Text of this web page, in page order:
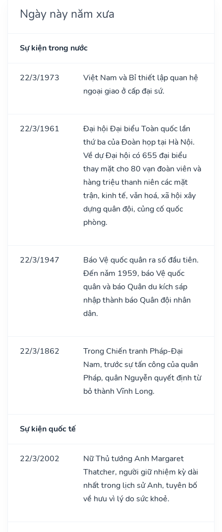
Ngày này năm xưa
Sự kiện trong nước
22/3/1973
Việt Nam và Bỉ thiết lập quan hệ
ngoại giao ở cấp đại sứ.
22/3/1961
Đại hội Đại biểu Toàn quốc lần
thứ ba của Đoàn họp tại Hà Nội.
Về dự Đại hội có 655 đại biểu
thay mặt cho 80 vạn đoàn viên và
hàng triệu thanh niên các mặt
trận, kinh tế, vǎn hoá, xã hội xây
dựng quân đội, củng cố quốc
phòng.
22/3/1947
Báo Vệ quốc quân ra số đầu tiên.
Đến nǎm 1959, báo Vệ quốc
quân và báo Quân du kích sáp
nhập thành báo Quân đội nhân
dân.
22/3/1862
Trong Chiến tranh Pháp-Đại
Nam, trước sự tấn công của quân
Pháp, quân Nguyễn quyết định từ
bỏ thành Vĩnh Long.
Sự kiện quốc tế
22/3/2002
Nữ Thủ tướng Anh Margaret
Thatcher, người giữ nhiệm kỳ dài
nhất trong lịch sử Anh, tuyên bố
về hưu vì lý do sức khoẻ.